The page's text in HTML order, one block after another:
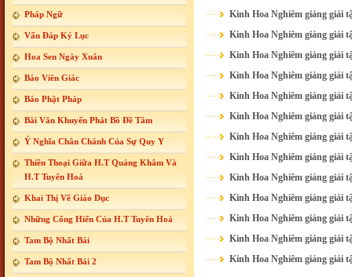
Pháp Ngữ
Vấn Đáp Ký Lục
Hoa Sen Ngày Xuân
Báo Viên Giác
Báo Phật Pháp
Bài Văn Khuyến Phát Bồ Đề Tâm
Ý Nghĩa Chân Chánh Của Sự Quy Y
Thiền Thoại Giữa H.T Quảng Khâm Và
H.T Tuyên Hoá
Khai Thị Về Giáo Dục
Những Cống Hiến Của H.T Tuyên Hoá
Tam Bộ Nhất Bái
Tam Bộ Nhất Bái 2
Kinh Hoa Nghiêm giảng giải
Kinh Hoa Nghiêm giảng giải
Kinh Hoa Nghiêm giảng giải
Kinh Hoa Nghiêm giảng giải
Kinh Hoa Nghiêm giảng giải
Kinh Hoa Nghiêm giảng giải
Kinh Hoa Nghiêm giảng giải
Kinh Hoa Nghiêm giảng giải
Kinh Hoa Nghiêm giảng giải
Kinh Hoa Nghiêm giảng giải
Kinh Hoa Nghiêm giảng giải
Kinh Hoa Nghiêm giảng giải
Kinh Hoa Nghiêm giảng giải